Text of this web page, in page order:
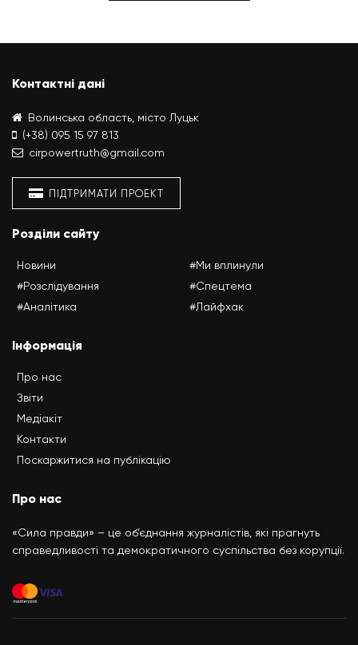
Контактні дані
Волинська область, місто Луцьк
(+38) 095 15 97 813
cirpowertruth@gmail.com
ПІДТРИМАТИ ПРОЕКТ
Розділи сайту
Новини
#Розслідування
#Аналітика
#Ми вплинули
#Спецтема
#Лайфхак
Інформація
Про нас
Звіти
Медіакіт
Контакти
Поскаржитися на публікацію
Про нас
«Сила правди» – це об’єднання журналістів, які прагнуть
справедливості та демократичного суспільства без корупції.